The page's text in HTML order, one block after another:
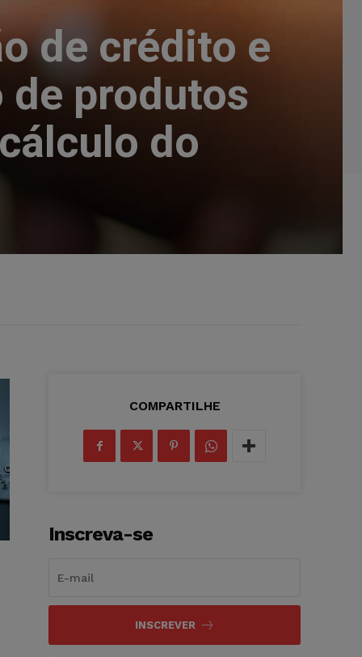
de crédito e
produtos
do
COMPARTILHE
Inscreva-se
INSCREVER